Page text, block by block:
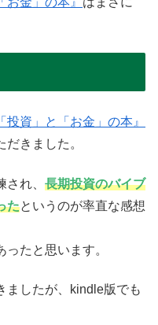
投資」と「お金」の本』
きました。
れ、 長期投資のバイブ
たというのが率直な感想
たと思います。
ましたが、kindle版でも